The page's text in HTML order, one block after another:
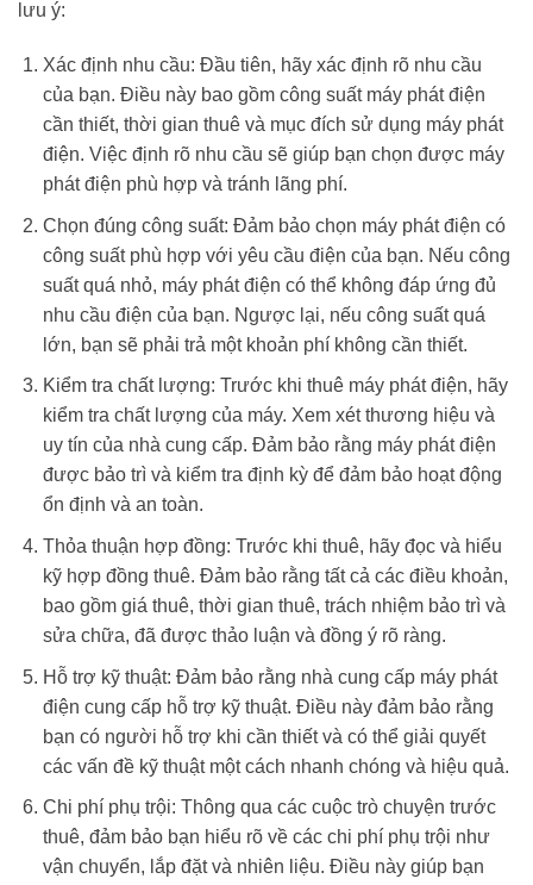
lưu ý:
Xác định nhu cầu: Đầu tiên, hãy xác định rõ nhu cầu
của bạn. Điều này bao gồm công suất máy phát điện
cần thiết, thời gian thuê và mục đích sử dụng máy phát
điện. Việc định rõ nhu cầu sẽ giúp bạn chọn được máy
phát điện phù hợp và tránh lãng phí.
Chọn đúng công suất: Đảm bảo chọn máy phát điện có
công suất phù hợp với yêu cầu điện của bạn. Nếu công
suất quá nhỏ, máy phát điện có thể không đáp ứng đủ
nhu cầu điện của bạn. Ngược lại, nếu công suất quá
lớn, bạn sẽ phải trả một khoản phí không cần thiết.
Kiểm tra chất lượng: Trước khi thuê máy phát điện, hãy
kiểm tra chất lượng của máy. Xem xét thương hiệu và
uy tín của nhà cung cấp. Đảm bảo rằng máy phát điện
được bảo trì và kiểm tra định kỳ để đảm bảo hoạt động
ổn định và an toàn.
Thỏa thuận hợp đồng: Trước khi thuê, hãy đọc và hiểu
kỹ hợp đồng thuê. Đảm bảo rằng tất cả các điều khoản,
bao gồm giá thuê, thời gian thuê, trách nhiệm bảo trì và
sửa chữa, đã được thảo luận và đồng ý rõ ràng.
Hỗ trợ kỹ thuật: Đảm bảo rằng nhà cung cấp máy phát
điện cung cấp hỗ trợ kỹ thuật. Điều này đảm bảo rằng
bạn có người hỗ trợ khi cần thiết và có thể giải quyết
các vấn đề kỹ thuật một cách nhanh chóng và hiệu quả.
Chi phí phụ trội: Thông qua các cuộc trò chuyện trước
thuê, đảm bảo bạn hiểu rõ về các chi phí phụ trội như
vận chuyển, lắp đặt và nhiên liệu. Điều này giúp bạn